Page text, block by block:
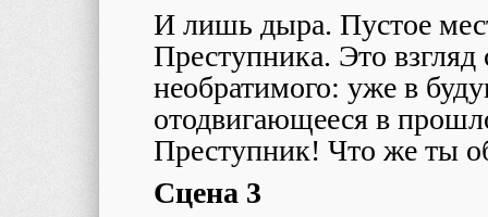
И лишь дыра. Пустое
Преступника. Это
необратимого: уже в
отодвигающееся в
Преступник! Что же ты
Сцена 3